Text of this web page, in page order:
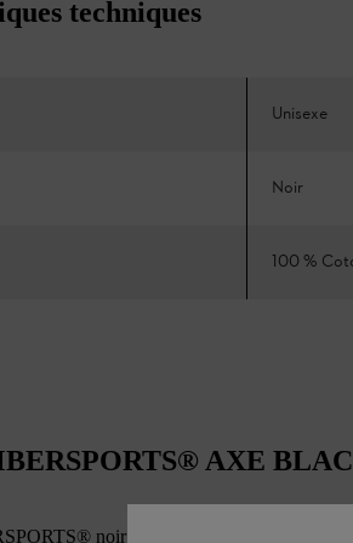
techniques
Unisexe
Noir
100 %
AXE
noir avec logo blanc affiche un